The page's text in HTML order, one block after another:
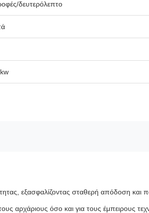
δευτερόλεπτο
εξασφαλίζοντας σταθερή απόδοση και
αρχάριους όσο και για τους έμπειρους